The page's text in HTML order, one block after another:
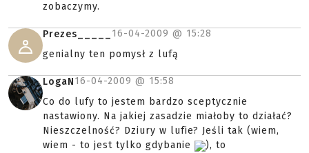
zobaczymy.
Prezes_____ 16-04-2009 @ 15:28
genialny ten pomysł z lufą
LogaN16-04-2009 @ 15:58
Co do lufy to jestem bardzo sceptycznie
nastawiony. Na jakiej zasadzie miałoby to działać?
Nieszczelność? Dziury w lufie? Jeśli tak (wiem,
wiem - to jest tylko gdybanie
), to